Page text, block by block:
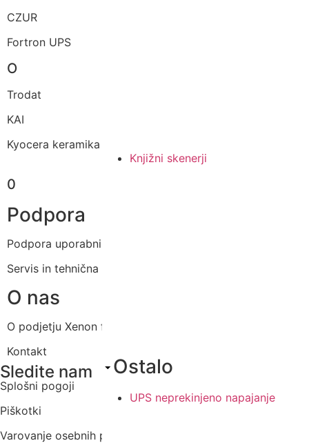
Knjižni skenerji
Ostalo
UPS neprekinjeno napajanje
CZUR
Fortron UPS
O
Trodat
KAI
Kyocera keramika
0
Podpora
Podpora uporabnikom
Servis in tehnična podpora
O nas
O podjetju Xenon forte
Kontakt
Sledite nam
Splošni pogoji
Piškotki
Varovanje osebnih podatkov